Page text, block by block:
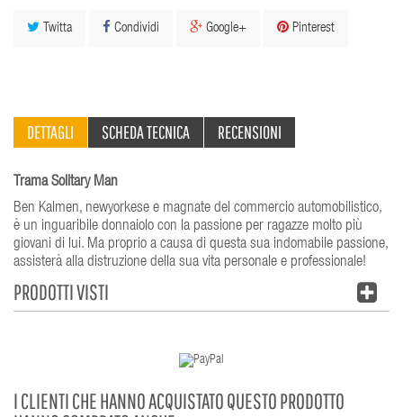
Twitta Condividi Google+ Pinterest
DETTAGLI SCHEDA TECNICA RECENSIONI
Trama Solitary Man
Ben Kalmen, newyorkese e magnate del commercio automobilistico,
è un inguaribile donnaiolo con la passione per ragazze molto più
giovani di lui. Ma proprio a causa di questa sua indomabile passione,
assisterà alla distruzione della sua vita personale e professionale!
PRODOTTI VISTI
I CLIENTI CHE HANNO ACQUISTATO QUESTO PRODOTTO